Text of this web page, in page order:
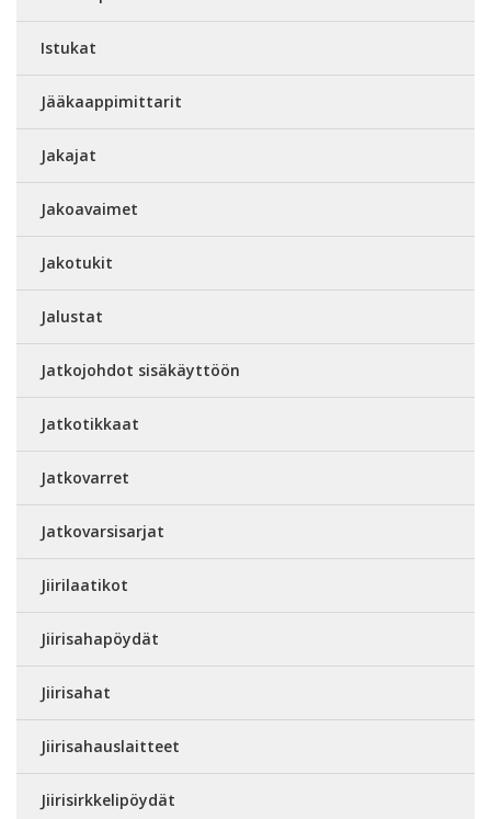
Istukat
Jääkaappimittarit
Jakajat
Jakoavaimet
Jakotukit
Jalustat
Jatkojohdot sisäkäyttöön
Jatkotikkaat
Jatkovarret
Jatkovarsisarjat
Jiirilaatikot
Jiirisahapöydät
Jiirisahat
Jiirisahauslaitteet
Jiirisirkkelipöydät